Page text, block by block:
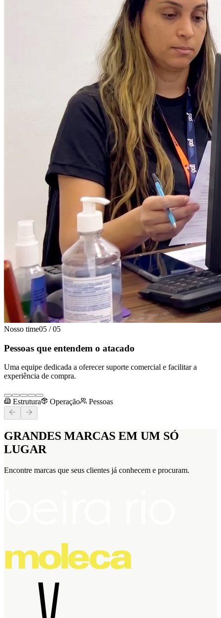
Nosso time05 / 05
Pessoas que entendem o atacado
Uma equipe dedicada a oferecer suporte comercial e facilitar a
experiência de compra.
Estrutura Operação Pessoas
GRANDES MARCAS EM UM SÓ
LUGAR
Encontre marcas que seus clientes já conhecem e procuram.